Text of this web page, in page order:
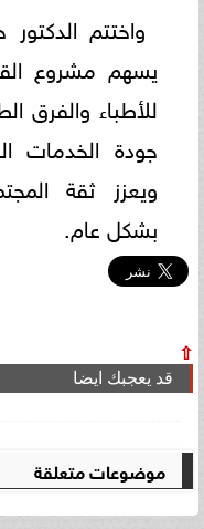
واختتم
يسهم مشروع
للأطباء والفرق
جودة الخدمات
ويعزز ثقة
بشكل عام.
⇧
قد يعجبك ايضا
موضوعات متعلقة